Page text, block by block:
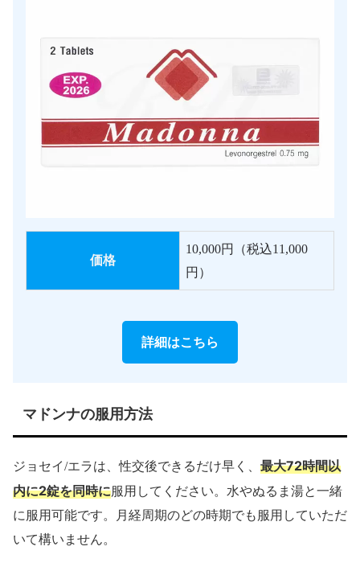
価格
10,000円（税込11,000
円）
詳細はこちら
マドンナの服用方法
ジョセイ/エラは、性交後できるだけ早く、 最大72時間以
内に2錠を同時に服用してください。水やぬるま湯と一緒
に服用可能です。月経周期のどの時期でも服用していただ
いて構いません。